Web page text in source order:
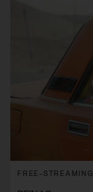
FREE-STREAMING